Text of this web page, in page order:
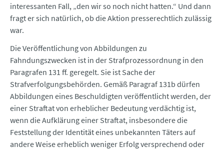
interessanten Fall, „den wir so noch nicht hatten.“ Und dann
fragt er sich natürlich, ob die Aktion presserechtlich zulässig
war.
Die Veröffentlichung von Abbildungen zu
Fahndungszwecken ist in der Strafprozessordnung in den
Paragrafen 131 ff. geregelt. Sie ist Sache der
Strafverfolgungsbehörden. Gemäß Paragraf 131b dürfen
Abbildungen eines Beschuldigten veröffentlicht werden, der
einer Straftat von erheblicher Bedeutung verdächtig ist,
wenn die Aufklärung einer Straftat, insbesondere die
Feststellung der Identität eines unbekannten Täters auf
andere Weise erheblich weniger Erfolg versprechend oder